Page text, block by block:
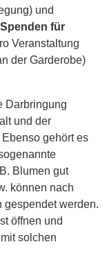
und
Spenden für
Veranstaltung
der Garderobe)
Darbringung
und der
gehört es
Blumen gut
können nach
gespendet werden.
öffnen und
solchen